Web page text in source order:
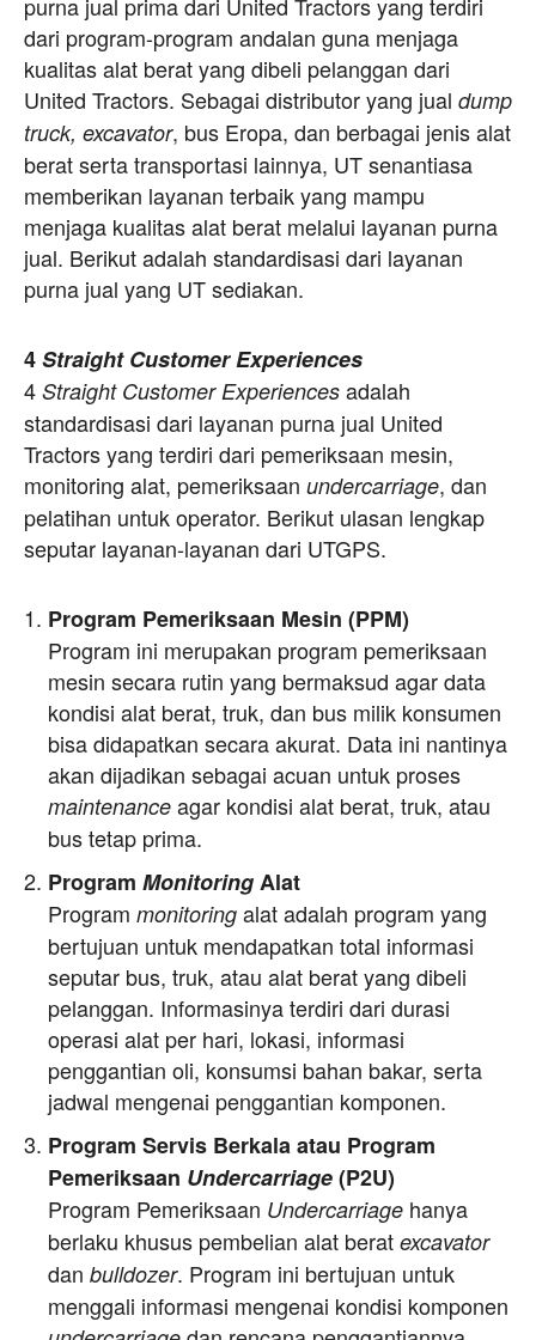
purna jual prima dari United Tractors yang terdiri
dari program-program andalan guna menjaga
kualitas alat berat yang dibeli pelanggan dari
United Tractors. Sebagai distributor yang jual dump
truck, excavator, bus Eropa, dan berbagai jenis alat
berat serta transportasi lainnya, UT senantiasa
memberikan layanan terbaik yang mampu
menjaga kualitas alat berat melalui layanan purna
jual. Berikut adalah standardisasi dari layanan
purna jual yang UT sediakan.
4Straight Customer Experiences
4 Straight Customer Experiences adalah
standardisasi dari layanan purna jual United
Tractors yang terdiri dari pemeriksaan mesin,
monitoring alat, pemeriksaan undercarriage, dan
pelatihan untuk operator. Berikut ulasan lengkap
seputar layanan-layanan dari UTGPS.
Program Pemeriksaan Mesin (PPM)
Program ini merupakan program pemeriksaan
mesin secara rutin yang bermaksud agar data
kondisi alat berat, truk, dan bus milik konsumen
bisa didapatkan secara akurat. Data ini nantinya
akan dijadikan sebagai acuan untuk proses
maintenance agar kondisi alat berat, truk, atau
bus tetap prima.
Program MonitoringAlat
Program monitoring alat adalah program yang
bertujuan untuk mendapatkan total informasi
seputar bus, truk, atau alat berat yang dibeli
pelanggan. Informasinya terdiri dari durasi
operasi alat per hari, lokasi, informasi
penggantian oli, konsumsi bahan bakar, serta
jadwal mengenai penggantian komponen.
Program Servis Berkala atau Program
Pemeriksaan Undercarriage(P2U)
Program Pemeriksaan Undercarriage hanya
berlaku khusus pembelian alat berat excavator
dan bulldozer. Program ini bertujuan untuk
menggali informasi mengenai kondisi komponen